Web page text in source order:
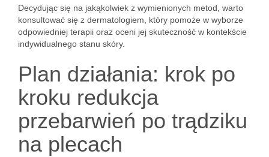
Decydując się na jakąkolwiek z wymienionych metod, warto
konsultować się z dermatologiem, który pomoże w wyborze
odpowiedniej terapii oraz oceni jej skuteczność w kontekście
indywidualnego stanu skóry.
Plan działania: krok po
kroku redukcja
przebarwień po trądziku
na plecach